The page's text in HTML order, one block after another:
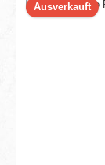
Ausverkauft